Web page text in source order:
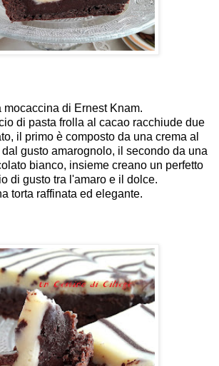
mocaccina di Ernest Knam.
di pasta frolla al cacao racchiude due
il primo è composto da una crema al
gusto amarognolo, il secondo da una
bianco, insieme creano un perfetto
di gusto tra l'amaro e il dolce.
torta raffinata ed elegante.